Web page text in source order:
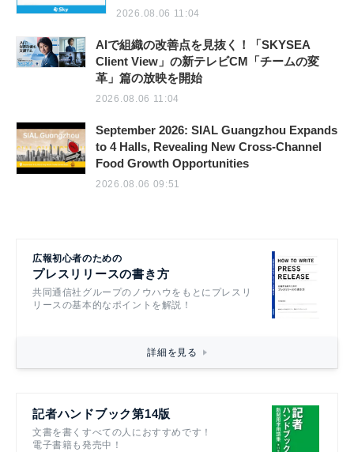
2026.08.06 11:04
AIで組織の改善点を見抜く！「SKYSEA
Client View」の新テレビCM「チームの変
革」篇の放映を開始
2026.08.06 11:04
September 2026: SIAL Guangzhou Expands
to 4 Halls, Revealing New Cross-Channel
Food Growth Opportunities
2026.08.06 09:51
広報初心者のための
プレスリリースの書き方
共同通信社グループのノウハウをもとにプレスリ
リースの基本的なポイントを解説！
詳細を見る
記者ハンドブック第14版
文書を書くすべての人におすすめです！
電子書籍も発売中！